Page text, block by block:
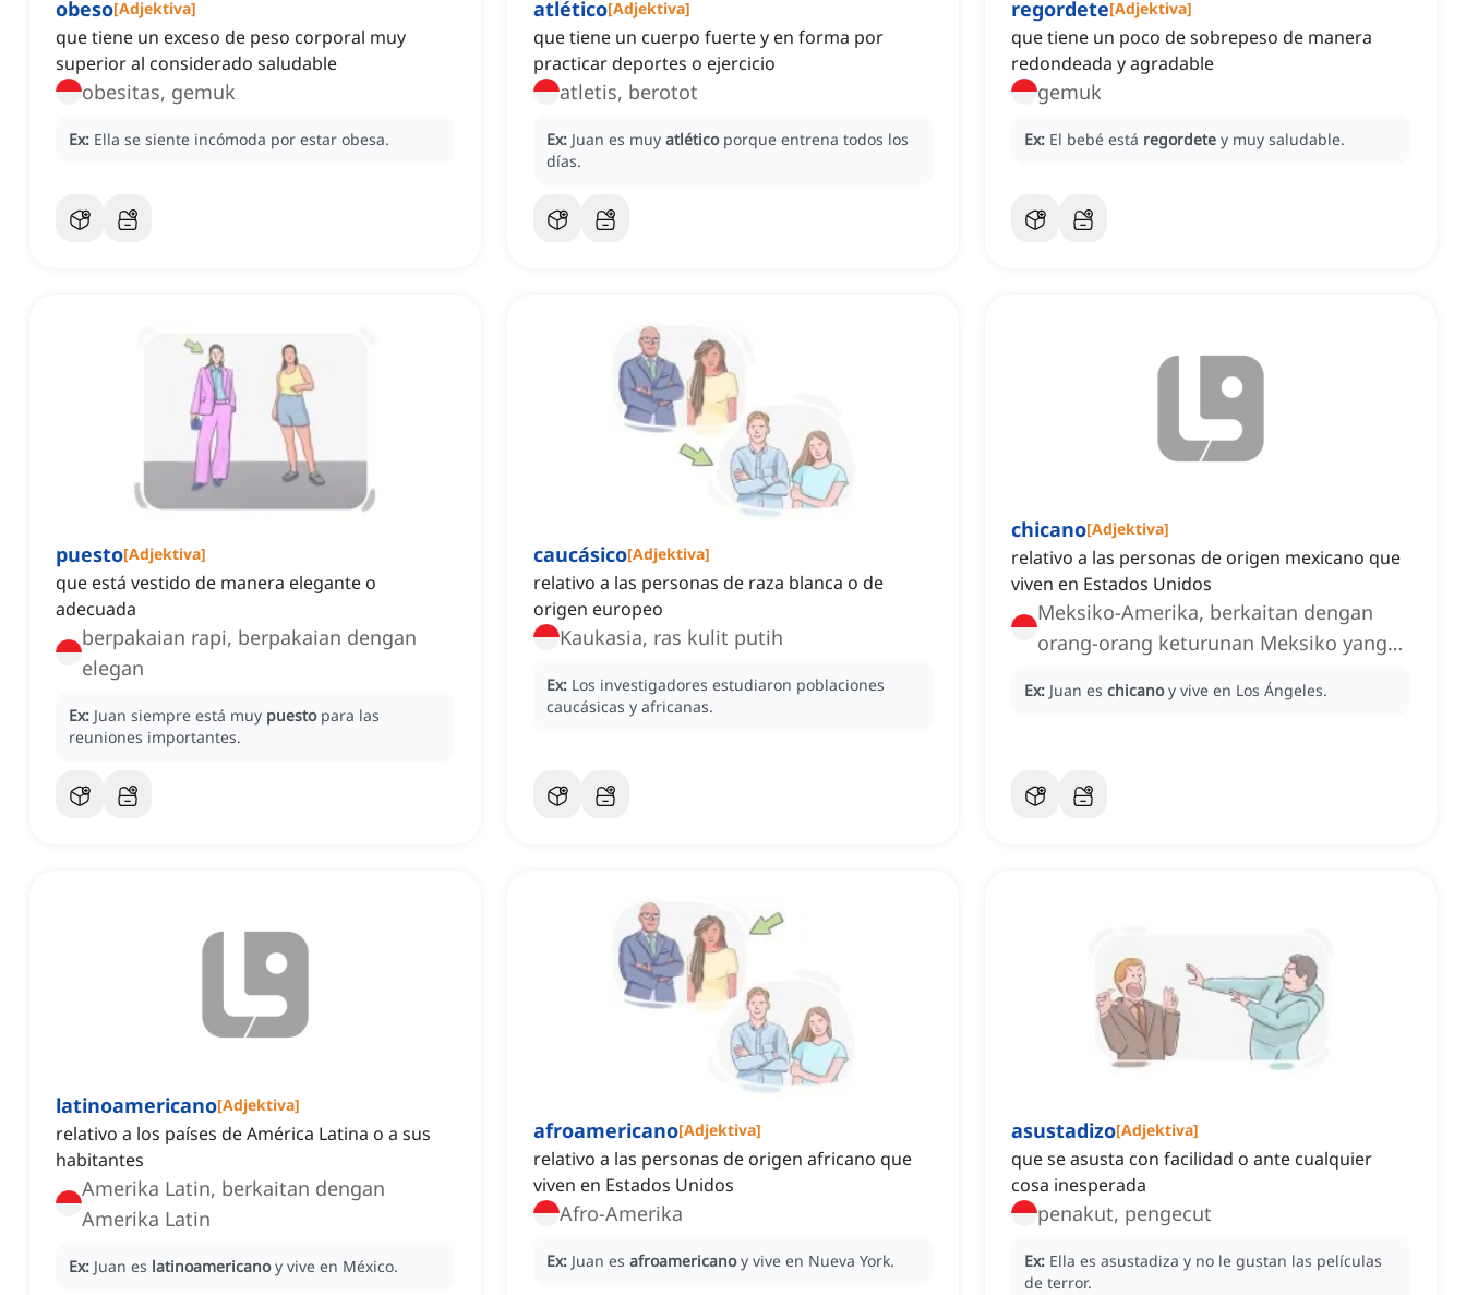
obeso[Adjektiva]
que tiene un exceso de peso corporal muy
superior al considerado saludable
obesitas, gemuk
Ex: Ella se siente incómoda por estar obesa.
atlético[Adjektiva]
que tiene un cuerpo fuerte y en forma por
practicar deportes o ejercicio
atletis, berotot
Ex: Juan es muy atlético porque entrena todos los
días.
regordete[Adjektiva]
que tiene un poco de sobrepeso de manera
redondeada y agradable
gemuk
Ex: El bebé está regordete y muy saludable.
puesto[Adjektiva]
que está vestido de manera elegante o
adecuada
berpakaian rapi, berpakaian dengan
elegan
Ex: Juan siempre está muy puesto para las
reuniones importantes.
caucásico[Adjektiva]
relativo a las personas de raza blanca o de
origen europeo
Kaukasia, ras kulit putih
Ex: Los investigadores estudiaron poblaciones
caucásicas y africanas.
chicano[Adjektiva]
relativo a las personas de origen mexicano que
viven en Estados Unidos
Meksiko-Amerika, berkaitan dengan
orang-orang keturunan Meksiko yang
Ex: Juan es chicano y vive en Los Ángeles.
latinoamericano[Adjektiva]
relativo a los países de América Latina o a sus
habitantes
Amerika Latin, berkaitan dengan
Amerika Latin
Ex: Juan es latinoamericano y vive en México.
afroamericano[Adjektiva]
relativo a las personas de origen africano que
viven en Estados Unidos
Afro-Amerika
Ex: Juan es afroamericano y vive en Nueva York.
asustadizo[Adjektiva]
que se asusta con facilidad o ante cualquier
cosa inesperada
penakut, pengecut
Ex: Ella es asustadiza y no le gustan las películas
de terror.